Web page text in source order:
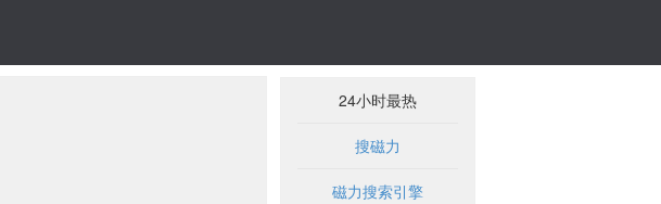
24小时最热
搜磁力
磁力搜索引擎